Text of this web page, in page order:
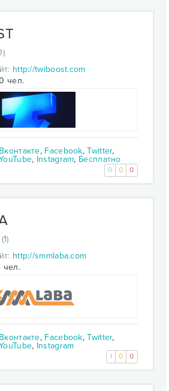
http://twiboost.com
чел.
Вконтакте, Facebook,Twitter,
, Instagram, Бесплатно
0 0 0
http://smmlaba.com
чел.
Вконтакте, Facebook,Twitter,
, Instagram
1 0 0